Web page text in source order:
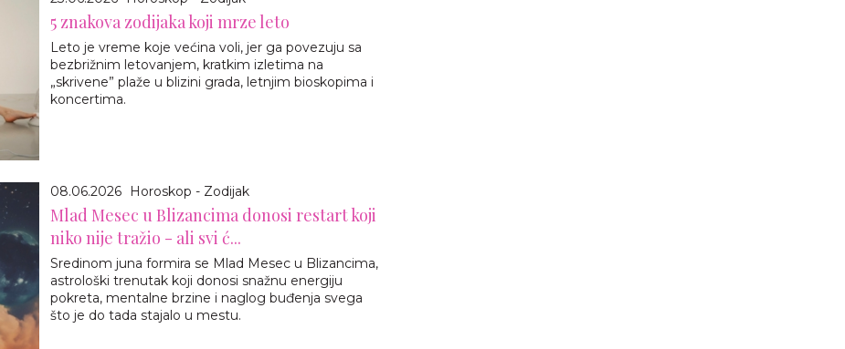
5 znakova zodijaka koji mrze leto
Leto je vreme koje većina voli, jer ga povezuju sa
bezbrižnim letovanjem, kratkim izletima na
„skrivene” plaže u blizini grada, letnjim bioskopima i
koncertima.
08.06.2026 Horoskop - Zodijak
Mlad Mesec u Blizancima donosi restart koji
niko nije tražio - ali svi ć...
Sredinom juna formira se Mlad Mesec u Blizancima,
astrološki trenutak koji donosi snažnu energiju
pokreta, mentalne brzine i naglog buđenja svega
što je do tada stajalo u mestu.